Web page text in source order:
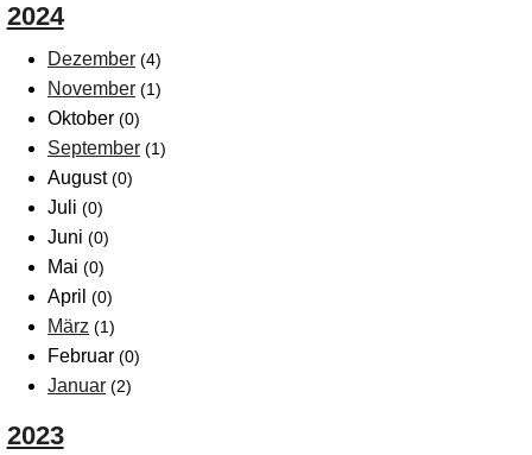
2024
Dezember (4)
November (1)
Oktober (0)
September (1)
August (0)
Juli (0)
Juni (0)
Mai (0)
April (0)
März (1)
Februar (0)
Januar (2)
2023